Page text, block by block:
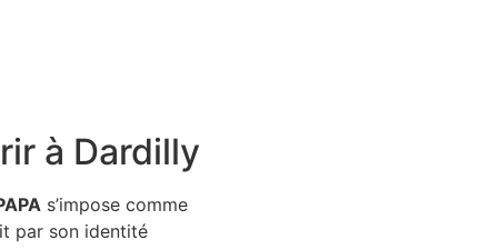
à Dardilly
s’impose comme
par son identité